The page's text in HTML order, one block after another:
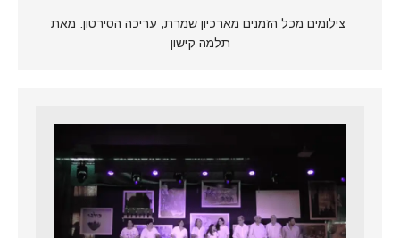
צילומים מכל הזמנים מארכיון שמרת, עריכה הסירטון: מאת
תלמה קישון